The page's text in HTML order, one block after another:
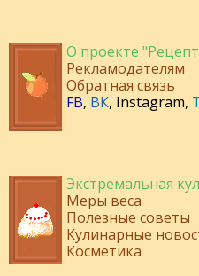
О проекте
Рекламодателям
Обратная связь
FB, ВК, Instagram,
Экстремальная
Меры веса
Полезные советы
Кулинарные
Косметика